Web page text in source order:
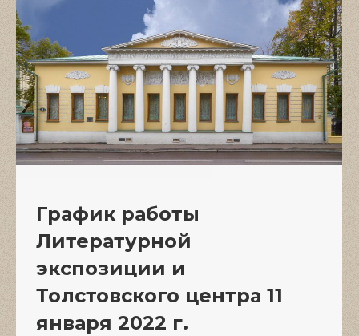
График работы
Литературной
экспозиции и
Толстовского центра 11
января 2022 г.